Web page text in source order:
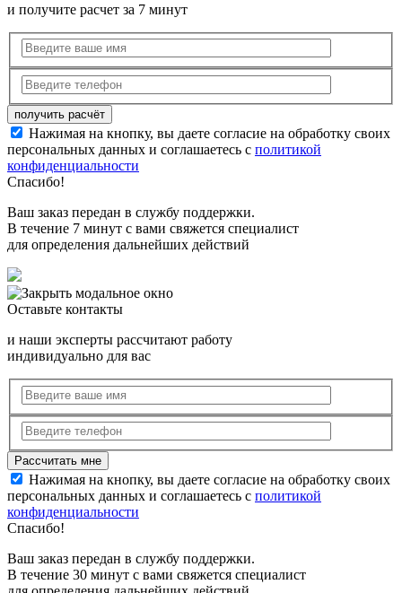
и получите расчет за 7 минут
Нажимая на кнопку, вы даете согласие на обработку своих
персональных данных и соглашаетесь с политикой
конфиденциальности
Спасибо!
Ваш заказ передан в службу поддержки.
В течение 7 минут с вами свяжется специалист
для определения дальнейших действий
Оставьте контакты
и наши эксперты рассчитают работу
индивидуально для вас
Нажимая на кнопку, вы даете согласие на обработку своих
персональных данных и соглашаетесь с политикой
конфиденциальности
Спасибо!
Ваш заказ передан в службу поддержки.
В течение 30 минут с вами свяжется специалист